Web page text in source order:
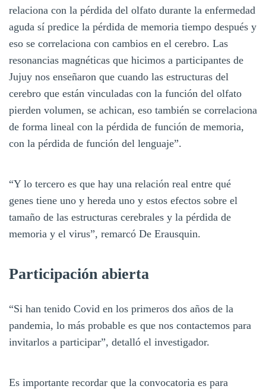
relaciona con la pérdida del olfato durante la enfermedad
aguda sí predice la pérdida de memoria tiempo después y
eso se correlaciona con cambios en el cerebro. Las
resonancias magnéticas que hicimos a participantes de
Jujuy nos enseñaron que cuando las estructuras del
cerebro que están vinculadas con la función del olfato
pierden volumen, se achican, eso también se correlaciona
de forma lineal con la pérdida de función de memoria,
con la pérdida de función del lenguaje”.
“Y lo tercero es que hay una relación real entre qué
genes tiene uno y hereda uno y estos efectos sobre el
tamaño de las estructuras cerebrales y la pérdida de
memoria y el virus”, remarcó De Erausquin.
Participación abierta
“Si han tenido Covid en los primeros dos años de la
pandemia, lo más probable es que nos contactemos para
invitarlos a participar”, detalló el investigador.
Es importante recordar que la convocatoria es para